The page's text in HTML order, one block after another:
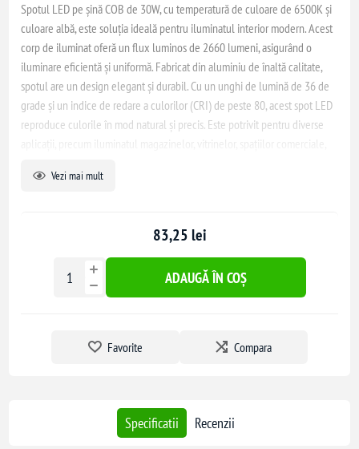
Spotul LED pe șină COB de 30W, cu temperatură de culoare de 6500K și
culoare albă, este soluția ideală pentru iluminatul interior modern. Acest
corp de iluminat oferă un flux luminos de 2660 lumeni, asigurând o
iluminare eficientă și uniformă. Fabricat din aluminiu de înaltă calitate,
spotul are un design elegant și durabil. Cu un unghi de lumină de 36 de
grade și un indice de redare a culorilor (CRI) de peste 80, acest spot LED
reproduce culorile în mod natural și precis. Este potrivit pentru diverse
ajustarea ușoară a direcției luminii, oferind flexibilitate în designul
Vezi mai mult
83,25 lei
ADAUGĂ ÎN COȘ
Favorite Compara
Specificatii Recenzii